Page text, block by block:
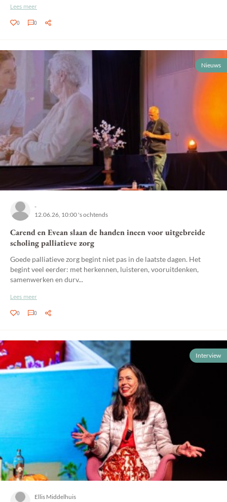
Lees meer
0 0
Nieuws
-
12.06.26, 10:00 's ochtends
Carend en Evean slaan de handen ineen voor uitgebreide
scholing palliatieve zorg
Goede palliatieve zorg begint niet pas in de laatste dagen. Het
begint veel eerder: met herkennen, luisteren, vooruitdenken,
samenwerken en durv...
Lees meer
0 0
Interview
Ellis Middelhuis